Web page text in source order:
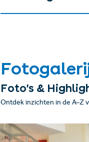
Foto’s &
Ontdek inzichten in de A–Z